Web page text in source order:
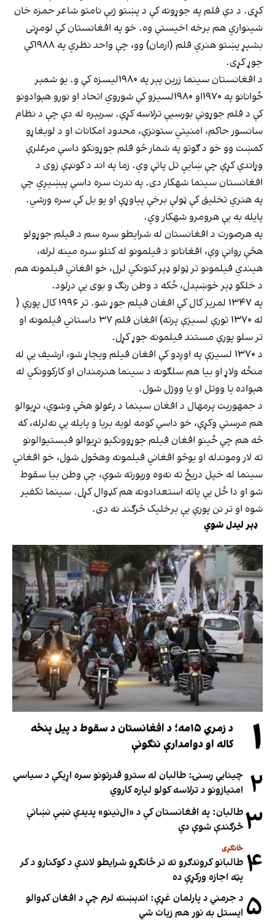
کړی. د دې فلم په جوړونه کې د پښتو ژبې نامتو شاعر حمزه خان
شینواري هم برخه اخیستې وه. خو په افغانستان کې لومړنی
بشپړ پښتو هنري فلم (ارمان) وو، چې واحد نظري په ۱۹۸۸کې
جوړ کړی.
د افغانستان سینما زرین پېر په ۱۹۸۰لیسزه کې و. یو شمېر
ځوانانو په ۱۹۷۰او ۱۹۸۰لسیزو کې شوروي اتحاد او نورو هېوادونو
کې د فلم جوړونې بورسیې ترلاسه کړې. سربېره له دې چې د نظام
سانسور حاکم، امنیتي ستونزې، محدود امکانات او د لوبغاړو
کمښت وو خو د ګوتو په شمار څو فلم جوړونکو داسې مرغلرې
وړاندې کړې چې ښایي تل پاتې وي. زما په اند د کونډې زوی د
افغانستان سینما شهکار دی. په ندرت سره داسې پېښیږي چې
په هنري تخلیق کې ټولې برخې پیاوړې او یو بل کې سره ورشي.
پایله به یې هرومرو شهکار وي.
په هرصورت د افغانستان له شرایطو سره سم د فیلم جوړولو
هڅې روانې وې، افغانانو د فیلمونو له کتلو سره مینه لرله،
هیندي فیلمونو تر ټولو ډېر کتونکي لرل، خو افغاني فیلمونه هم
د خلکو ډېر خوښېدل، ځکه د وطن رنګ و بوی یې درلود.
په ۱۳۴۷ لمریز کال کې افغان فیلم جوړ شو. تر ۱۹۹۶ کال پورې (
له ۱۳۷۰ تورې لسیزې پرته) افغان فلم ۳۷ داستاني فیلمونه او
تر سلو پورې مستند فیلمونه جوړ کړل.
د ۱۳۷۰ لسیزې په اوږدو کې افغان فیلم ویجاړ شو، ارشیف یې له
منځه ولاړ او بیا هم سلګونه د سینما هنرمندان او کارکوونکي له
هېواده یا ووتل او یا ووژل شول.
د جمهوریت پرمهال د افغان سینما د رغولو هڅې وشوې، نړیوالو
هم مرستې وکړې، خو داسې کومه لویه بریا و پایله یې نه‌لرله، که
څه هم چې ځینو افغان فیلم جوړوونکیو نړیوالو فیستیوالونو
ته لار وموندله او یوڅو افغاني فیلمونه وهڅول شول، خو افغاني
سینما له خپل دریځ ته نه‌وه ورپورته شوې، چې وطن بیا سقوط
شو او دا ځل یې پاته استعدادونه هم کډوال کړل. سینما تکفیر
شوه او تر نن پورې یې برخلیک څرګند نه دی.
ډېر لیدل شوي
۱
د زمري ۱۵مه؛ د افغانستان د سقوط د پیل پنځه
کاله او دوامدارې ننګونې
۲ چینایي رسنۍ: طالبان له سترو قدرتونو سره اړیکې د سیاسي
امتیازونو د ترلاسه کولو لپاره کاروي
۳طالبان: په افغانستان کې د «ال‌نینو» پدیدې نښې نښانې
څرګندې شوې دي
۴ ځانګړی
طالبانو کروندګرو ته تر ځانګړو شرایطو لاندې د کوکنارو د کر
پټه اجازه ورکړې ده
۵ د جرمني د پارلمان غړې: اندېښنه لرم چې د افغان کډوالو
ایستل به نور هم زیات شي